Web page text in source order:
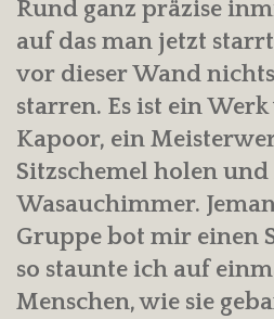
Rund ganz präzise
auf das man jetzt
vor dieser Wand
starren. Es ist ein
Kapoor, ein
Sitzschemel holen
Wasauchimmer.
Gruppe bot mir einen
so staunte ich auf
Menschen, wie sie